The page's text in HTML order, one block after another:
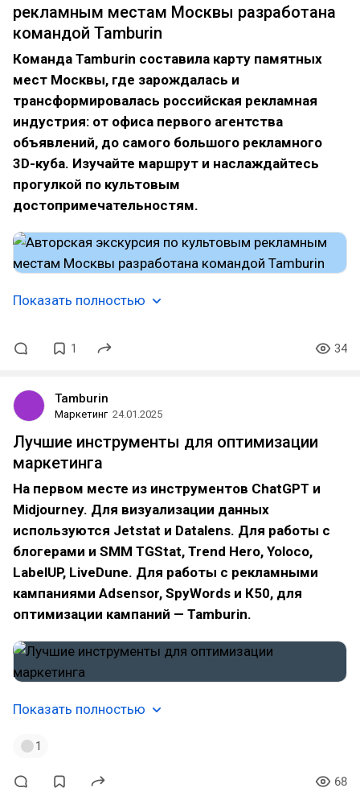
рекламным местам Москвы разработана
командой Tamburin
Команда Tamburin составила карту памятных
мест Москвы, где зарождалась и
трансформировалась российская рекламная
индустрия: от офиса первого агентства
объявлений, до самого большого рекламного
3D-куба. Изучайте маршрут и наслаждайтесь
прогулкой по культовым
достопримечательностям.
Показать полностью
1 34
Tamburin
Маркетинг 24.01.2025
Лучшие инструменты для оптимизации
маркетинга
На первом месте из инструментов ChatGPT и
Midjourney. Для визуализации данных
используются Jetstat и Datalens. Для работы с
блогерами и SMM TGStat, Trend Hero, Yoloco,
LabelUP, LiveDune. Для работы с рекламными
кампаниями Adsensor, SpyWords и К50, для
оптимизации кампаний — Tamburin.
Показать полностью
1
68